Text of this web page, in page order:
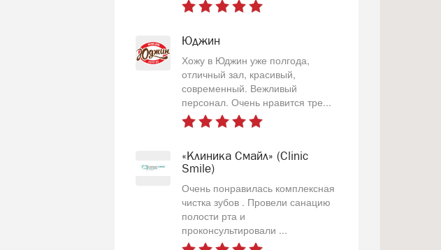
Юджин
Хожу в Юджин уже полгода,
отличный зал, красивый,
современный. Вежливый
персонал. Очень нравится тре...
«Клиника Смайл» (Clinic
Smile)
Очень понравилась комплексная
чистка зубов . Провели санацию
полости рта и
проконсультировали ...